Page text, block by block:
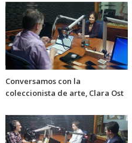
Conversamos con la
coleccionista de arte, Clara Ost